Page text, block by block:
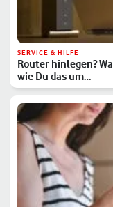
SERVICE & HILFE
Router hinlegen?
wie Du das um…